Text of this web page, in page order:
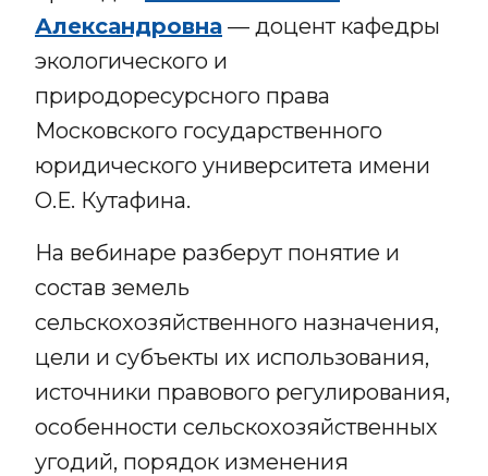
Александровна — доцент кафедры
экологического и
природоресурсного права
Московского государственного
юридического университета имени
О.Е. Кутафина.
На вебинаре разберут понятие и
состав земель
сельскохозяйственного назначения,
цели и субъекты их использования,
источники правового регулирования,
особенности сельскохозяйственных
угодий, порядок изменения